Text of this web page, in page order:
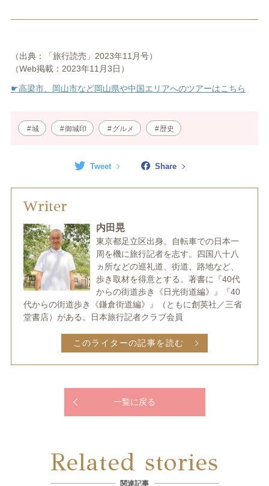
（出典：「旅行読売」2023年11月号）
（Web掲載：2023年11月3日）
☛高梁市、岡山市など岡山県や中国エリアへのツアーはこちら
城 御城印 グルメ 歴史
Tweet Share
Writer
内田晃
東京都足立区出身。自転車での日本一
周を機に旅行記者を志す。四国八十八
ヵ所などの巡礼道、街道、路地など、
歩き取材を得意とする。著書に『40代
からの街道歩き《日光街道編》』『40
代からの街道歩き《鎌倉街道編》』（ともに創英社／三省
堂書店）がある。日本旅行記者クラブ会員
このライターの記事を読む
一覧に戻る
Related stories
関連記事